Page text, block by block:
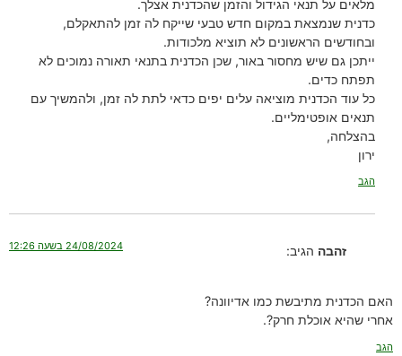
מלאים על תנאי הגידול והזמן שהכדנית אצלך.
כדנית שנמצאת במקום חדש טבעי שייקח לה זמן להתאקלם,
ובחודשים הראשונים לא תוציא מלכודות.
ייתכן גם שיש מחסור באור, שכן הכדנית בתנאי תאורה נמוכים לא
תפתח כדים.
כל עוד הכדנית מוציאה עלים יפים כדאי לתת לה זמן, ולהמשיך עם
תנאים אופטימליים.
בהצלחה,
ירון
הגב
זהבה הגיב: 24/08/2024 בשעה 12:26
האם הכדנית מתיבשת כמו אדיוונה?
אחרי שהיא אוכלת חרק?.
הגב